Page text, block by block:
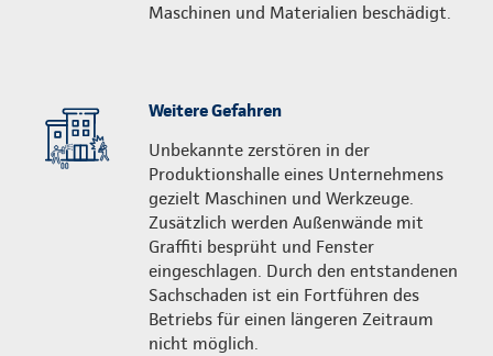
Maschinen und Materialien beschädigt.
Weitere Gefahren
Unbekannte zerstören in der
Produktionshalle eines Unternehmens
gezielt Maschinen und Werkzeuge.
Zusätzlich werden Außenwände mit
Graffiti besprüht und Fenster
eingeschlagen. Durch den entstandenen
Sachschaden ist ein Fortführen des
Betriebs für einen längeren Zeitraum
nicht möglich.